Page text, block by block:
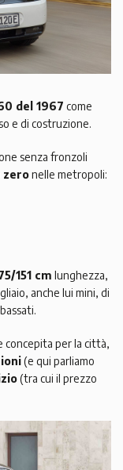
del 1967 come
e di costruzione.
senza fronzoli
zeronelle metropoli:
151 cm lunghezza,
anche lui mini, di
concepita per la città,
(e qui parliamo
(tra cui il prezzo